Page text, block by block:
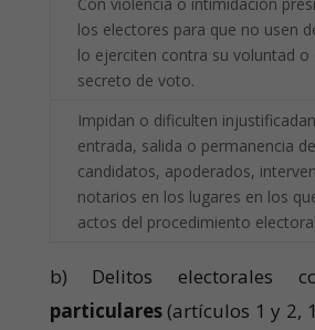
los electores para que no usen
lo ejerciten contra su voluntad o
secreto de voto.
Impidan o dificulten
entrada, salida o permanencia
candidatos, apoderados,
notarios en los lugares en los
actos del procedimiento
b) Delitos electorales
particulares(artículos 1 y 2,